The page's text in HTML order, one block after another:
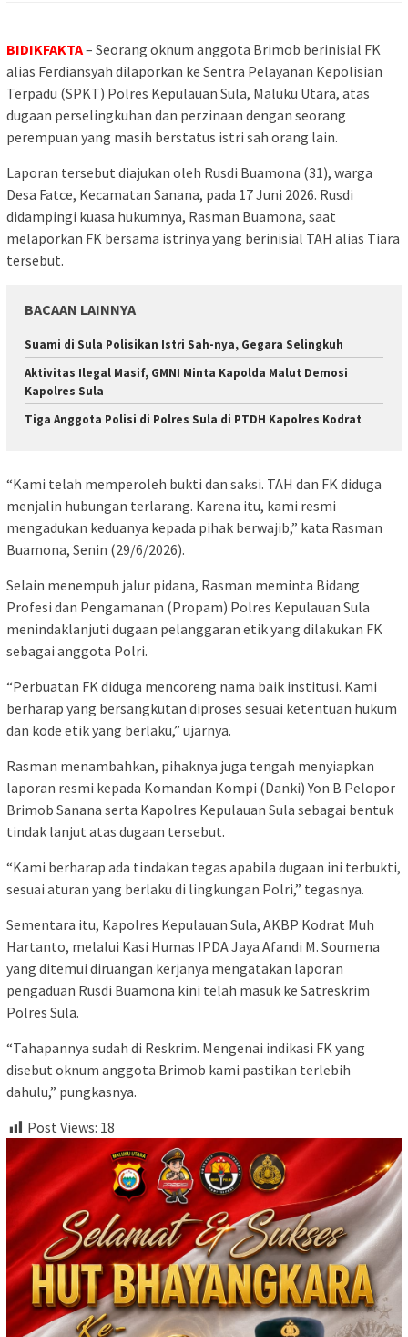
BIDIKFAKTA– Seorang oknum anggota Brimob berinisial FK
alias Ferdiansyah dilaporkan ke Sentra Pelayanan Kepolisian
Terpadu (SPKT) Polres Kepulauan Sula, Maluku Utara, atas
dugaan perselingkuhan dan perzinaan dengan seorang
perempuan yang masih berstatus istri sah orang lain.
Laporan tersebut diajukan oleh Rusdi Buamona (31), warga
Desa Fatce, Kecamatan Sanana, pada 17 Juni 2026. Rusdi
didampingi kuasa hukumnya, Rasman Buamona, saat
melaporkan FK bersama istrinya yang berinisial TAH alias Tiara
tersebut.
BACAAN LAINNYA
Suami di Sula Polisikan Istri Sah-nya, Gegara Selingkuh
Aktivitas Ilegal Masif, GMNI Minta Kapolda Malut Demosi
Kapolres Sula
Tiga Anggota Polisi di Polres Sula di PTDH Kapolres Kodrat
“Kami telah memperoleh bukti dan saksi. TAH dan FK diduga
menjalin hubungan terlarang. Karena itu, kami resmi
mengadukan keduanya kepada pihak berwajib,” kata Rasman
Buamona, Senin (29/6/2026).
Selain menempuh jalur pidana, Rasman meminta Bidang
Profesi dan Pengamanan (Propam) Polres Kepulauan Sula
menindaklanjuti dugaan pelanggaran etik yang dilakukan FK
sebagai anggota Polri.
“Perbuatan FK diduga mencoreng nama baik institusi. Kami
berharap yang bersangkutan diproses sesuai ketentuan hukum
dan kode etik yang berlaku,” ujarnya.
Rasman menambahkan, pihaknya juga tengah menyiapkan
laporan resmi kepada Komandan Kompi (Danki) Yon B Pelopor
Brimob Sanana serta Kapolres Kepulauan Sula sebagai bentuk
tindak lanjut atas dugaan tersebut.
“Kami berharap ada tindakan tegas apabila dugaan ini terbukti,
sesuai aturan yang berlaku di lingkungan Polri,” tegasnya.
Sementara itu, Kapolres Kepulauan Sula, AKBP Kodrat Muh
Hartanto, melalui Kasi Humas IPDA Jaya Afandi M. Soumena
yang ditemui diruangan kerjanya mengatakan laporan
pengaduan Rusdi Buamona kini telah masuk ke Satreskrim
Polres Sula.
“Tahapannya sudah di Reskrim. Mengenai indikasi FK yang
disebut oknum anggota Brimob kami pastikan terlebih
dahulu,” pungkasnya.
Post Views: 18